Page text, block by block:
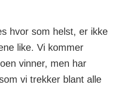
hvor som helst, er ikke
like. Vi kommer
vinner, men har
vi trekker blant alle